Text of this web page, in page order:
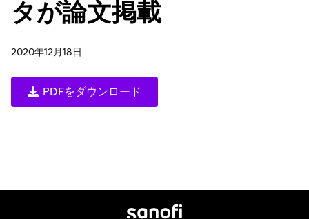
タが論文掲載
2020年12月18日
PDFをダウンロード